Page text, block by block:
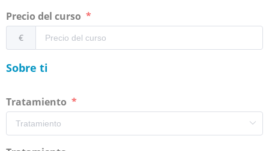
Precio del curso
€
Sobre ti
Tratamiento